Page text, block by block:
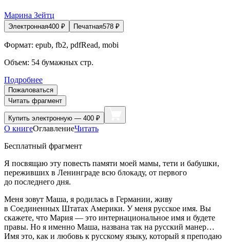
Марина Зейтц
Электронная400 ₽ Печатная578 ₽
Формат: epub, fb2, pdfRead, mobi
Объем: 54 бумажных стр.
Подробнее
Пожаловаться
Читать фрагмент
Купить электронную — 400 ₽
О книгеОглавлениеЧитать
Бесплатный фрагмент
Я посвящаю эту повесть памяти моей мамы, тети и бабушки,
переживших в Ленинграде всю блокаду, от первого
до последнего дня.
Меня зовут Маша, я родилась в Германии, живу
в Соединенных Штатах Америки. У меня русское имя. Вы
скажете, что Мария — это интернациональное имя и будете
правы. Но я именно Маша, названа так на русский манер…
Имя это, как и любовь к русскому языку, который я преподаю